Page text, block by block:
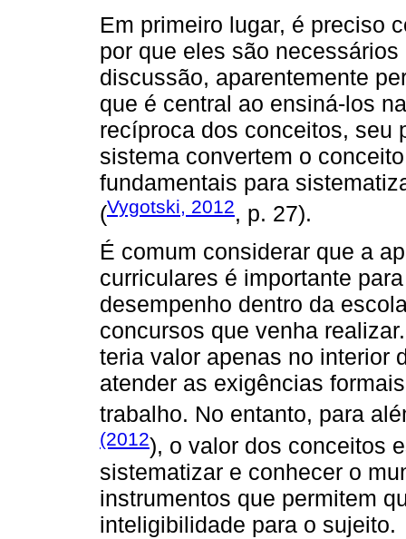
Em primeiro lugar, é preciso
por que eles são
discussão, aparentemente
que é central ao ensiná-los
recíproca dos conceitos, seu
sistema convertem o
fundamentais para
(Vygotski, 2012, p. 27).
É comum considerar que a
curriculares é importante
desempenho dentro da
concursos que venha
teria valor apenas no interior
atender as exigências
trabalho. No entanto, para
(2012), o valor dos conceitos
sistematizar e conhecer o
instrumentos que permitem
inteligibilidade para o sujeito.